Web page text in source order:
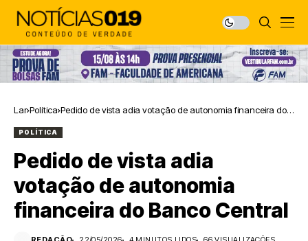
Lar Política Pedido de vista adia votação de autonomia financeira do
POLÍTICA
Pedido de vista adia
votação de autonomia
financeira do Banco Central